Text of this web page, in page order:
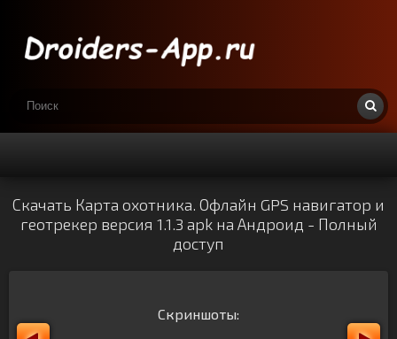
Скачать Карта охотника. Офлайн GPS навигатор и
геотрекер версия 1.1.3 apk на Андроид - Полный
доступ
Скриншоты: